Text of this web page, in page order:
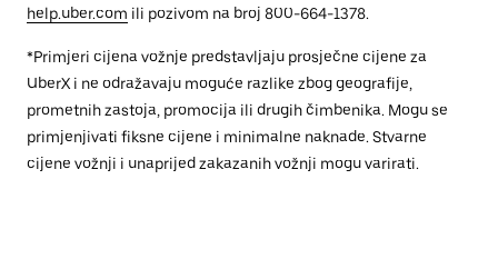
help.uber.com ili pozivom na broj 800-664-1378.
*Primjeri cijena vožnje predstavljaju prosječne cijene za
UberX i ne odražavaju moguće razlike zbog geografije,
prometnih zastoja, promocija ili drugih čimbenika. Mogu se
primjenjivati fiksne cijene i minimalne naknade. Stvarne
cijene vožnji i unaprijed zakazanih vožnji mogu varirati.